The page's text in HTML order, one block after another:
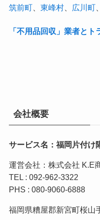
筑前町、 東峰村、 広川町、
「不用品回収」業者とト
会社概要
サービス名：福岡片付け
運営会社：株式会社 K.E
TEL : 092-962-3322
PHS : 080-9060-6888
福岡県糟屋郡新宮町桜山